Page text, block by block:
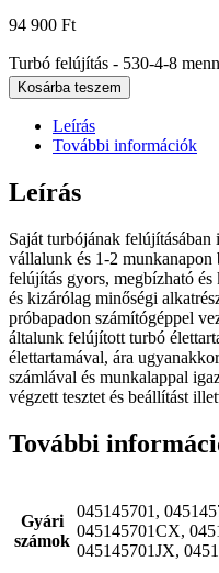
94 900 Ft
Turbó felújítás - 530-4-8
Kosárba teszem
Leírás
További információk
Leírás
Saját turbójának
vállalunk és 1-2
felújítás gyors, megbízható
és kizárólag minőségi
próbapadon számítógéppel
általunk felújított turbó
élettartamával, ára
számlával és munkalappal
végzett tesztet és beállítást
További
Gyári
számok
045145701,
045145701CX,
045145701JX,